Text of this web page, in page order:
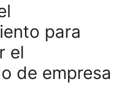
para
el
de empresa